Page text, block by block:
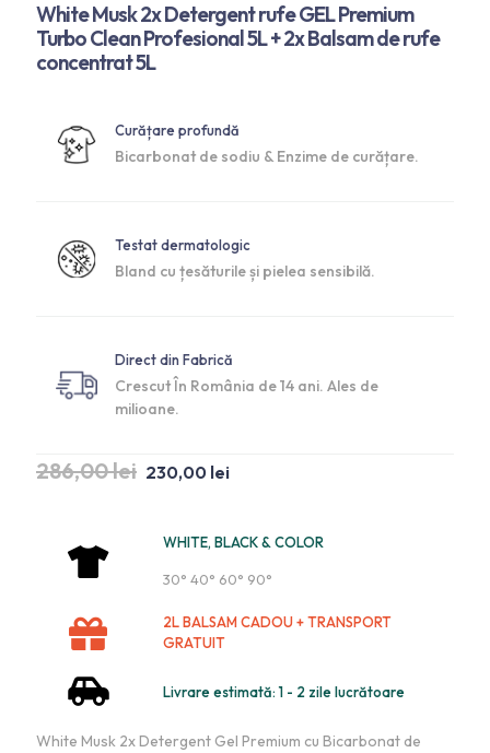
White Musk 2x Detergent rufe GEL Premium
Turbo Clean Profesional 5L + 2x Balsam de rufe
concentrat 5L
Curățare profundă
Bicarbonat de sodiu & Enzime de curățare.
Testat dermatologic
Bland cu țesăturile și pielea sensibilă.
Direct din Fabrică
Crescut În România de 14 ani. Ales de
milioane.
286,00lei 230,00 lei
WHITE, BLACK & COLOR
30° 40° 60° 90°
2L BALSAM CADOU + TRANSPORT
GRATUIT
Livrare estimată: 1 - 2 zile lucrătoare
White Musk 2x Detergent Gel Premium cu Bicarbonat de